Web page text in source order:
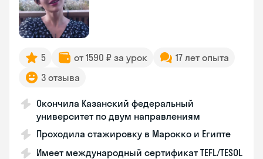
5 от 1590 ₽ за урок
17 лет опыта
3 отзыва
Окончила Казанский федеральный
университет по двум направлениям
Проходила стажировку в Марокко и Египте
Имеет международный сертификат TEFL/TESOL